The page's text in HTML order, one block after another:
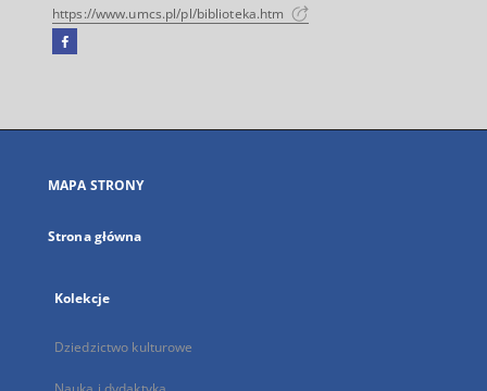
https://www.umcs.pl/pl/biblioteka.htm
Facebook
się
karcie
MAPA STRONY
Strona główna
Kolekcje
Dziedzictwo kulturowe